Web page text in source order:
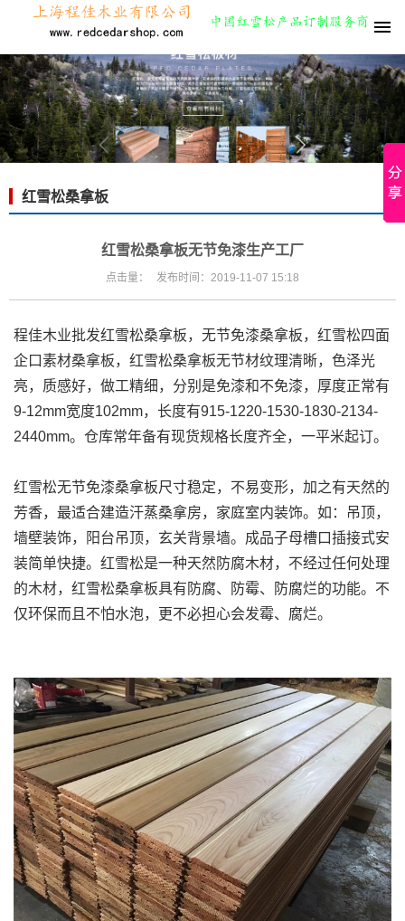
红雪松桑拿板
红雪松桑拿板无节免漆生产工厂
点击量： 发布时间：2019-11-07 15:18
程佳木业批发红雪松桑拿板，无节免漆桑拿板，红雪松四面
企口素材桑拿板，红雪松桑拿板无节材纹理清晰，色泽光
亮，质感好，做工精细，分别是免漆和不免漆，厚度正常有
9-12mm宽度102mm，长度有915-1220-1530-1830-2134-
2440mm。仓库常年备有现货规格长度齐全，一平米起订。
红雪松无节免漆桑拿板尺寸稳定，不易变形，加之有天然的
芳香，最适合建造汗蒸桑拿房，家庭室内装饰。如：吊顶，
墙壁装饰，阳台吊顶，玄关背景墙。成品子母槽口插接式安
装简单快捷。红雪松是一种天然防腐木材，不经过任何处理
的木材，红雪松桑拿板具有防腐、防霉、防腐烂的功能。不
仅环保而且不怕水泡，更不必担心会发霉、腐烂。